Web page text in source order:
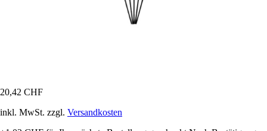
20,42 CHF
inkl. MwSt. zzgl. Versandkosten